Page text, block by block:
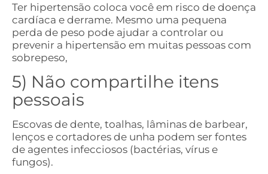
Ter hipertensão coloca você em risco de doença
cardíaca e derrame. Mesmo uma pequena
perda de peso pode ajudar a controlar ou
prevenir a hipertensão em muitas pessoas com
sobrepeso,
5) Não compartilhe itens
pessoais
Escovas de dente, toalhas, lâminas de barbear,
lenços e cortadores de unha podem ser fontes
de agentes infecciosos (bactérias, vírus e
fungos).